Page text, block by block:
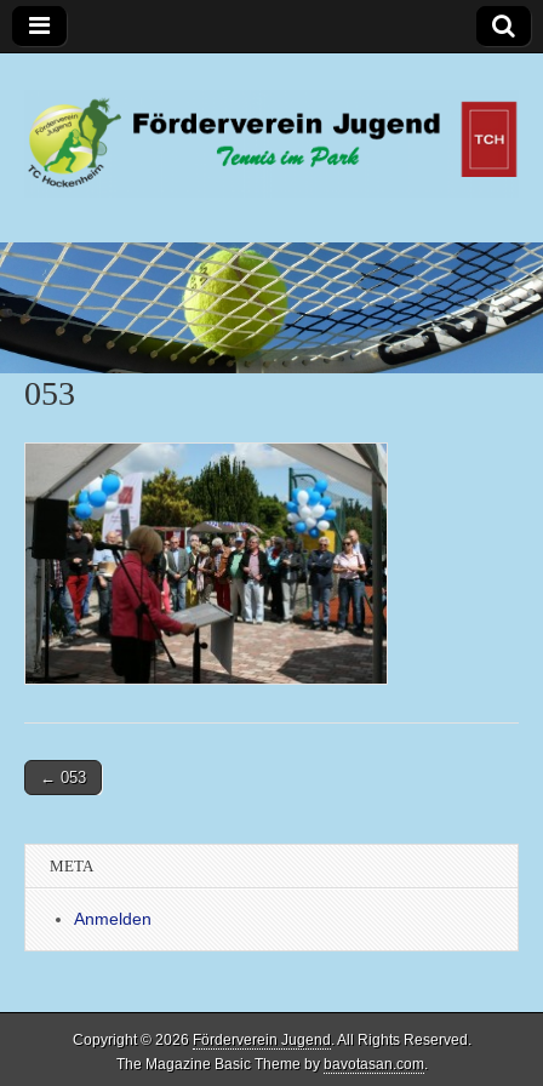
Förderverein Jugend
053
Post← 053
META
Anmelden
Copyright © 2026 Förderverein Jugend. All Rights Reserved.
The Magazine Basic Theme bybavotasan.com.